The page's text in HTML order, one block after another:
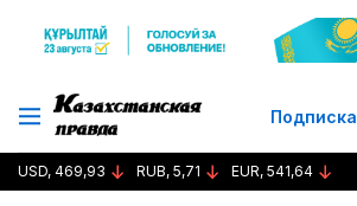
Подписка
USD, 469,93 RUB, 5,71 EUR, 541,64